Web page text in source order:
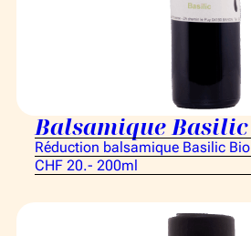
Balsamique Basilic
Réduction balsamique Basilic Bio
CHF 20.- 200ml